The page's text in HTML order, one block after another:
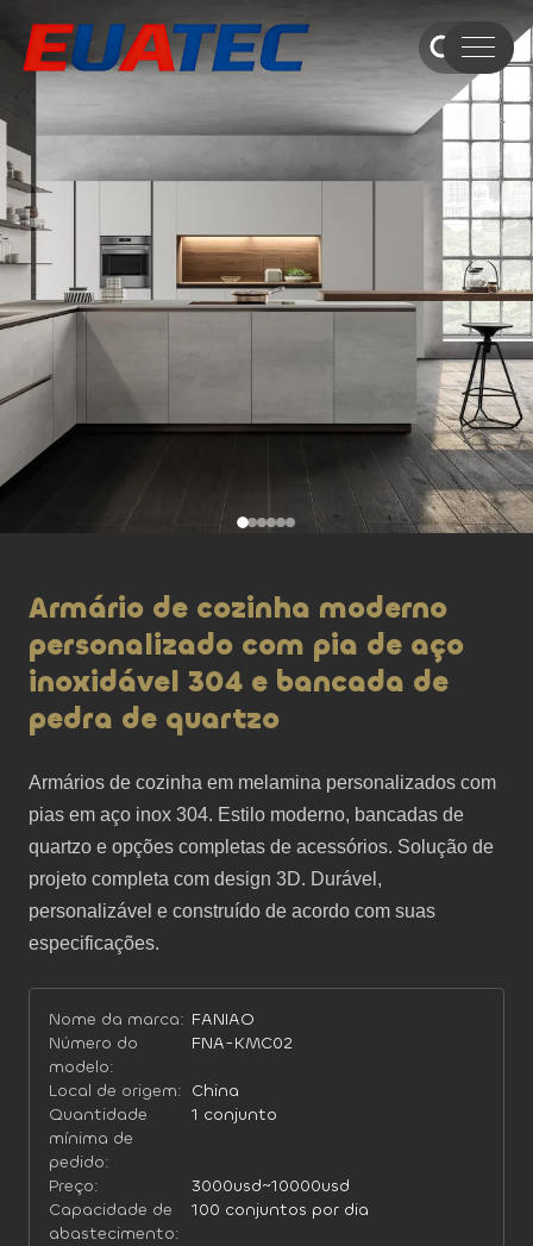
Armário de cozinha moderno
personalizado com pia de aço
inoxidável 304 e bancada de
pedra de quartzo
Armários de cozinha em melamina personalizados com
pias em aço inox 304. Estilo moderno, bancadas de
quartzo e opções completas de acessórios. Solução de
projeto completa com design 3D. Durável,
personalizável e construído de acordo com suas
especificações.
Nome da marca: FANIAO
Número do
modelo:
FNA-KMC02
Local de origem: China
Quantidade
mínima de
pedido:
1 conjunto
Preço:
3000usd~10000usd
Capacidade de
abastecimento:
100 conjuntos por dia